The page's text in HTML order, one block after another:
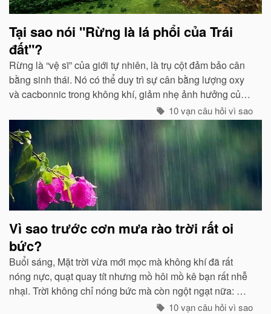
Tại sao nói "Rừng là lá phổi của Trái
đất"?
Rừng là “vệ sĩ” của giới tự nhiên, là trụ cột đảm bảo cân
bằng sinh thái. Nó có thể duy trì sự cân bằng lượng oxy
và cacbonnic trong không khí, giảm nhẹ ảnh hưởng của
các chất thải, khí độc gây nên ô nhiễm, làm trong sạch
môi trường...
10 vạn câu hỏi vì sao
Vì sao trước cơn mưa rào trời rất oi
bức?
Buổi sáng, Mặt trời vừa mới mọc mà không khí đã rất
nóng nực, quạt quay tít nhưng mồ hôi mồ kê bạn rất nhễ
nhại. Trời không chỉ nóng bức mà còn ngột ngạt nữa: Đó
chính là dấu hiệu bắt đẩu của một cơn mưa rào...
10 vạn câu hỏi vì sao